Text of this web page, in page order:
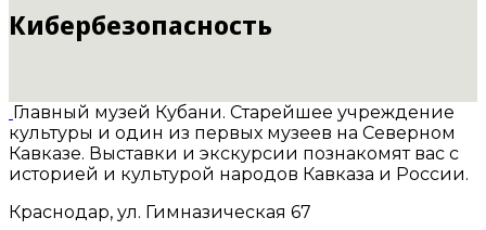
Кибербезопасность
Главный музей Кубани. Старейшее учреждение
культуры и один из первых музеев на Северном
Кавказе. Выставки и экскурсии познакомят вас с
историей и культурой народов Кавказа и России.
Краснодар, ул. Гимназическая 67